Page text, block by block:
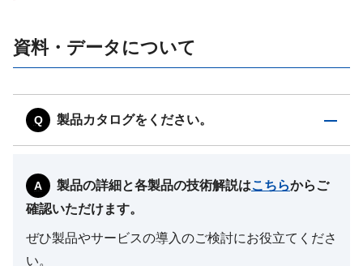
資料・データについて
製品カタログをください。
製品の詳細と各製品の技術解説はこちらからご
確認いただけます。
ぜひ製品やサービスの導入のご検討にお役立てくださ
い。